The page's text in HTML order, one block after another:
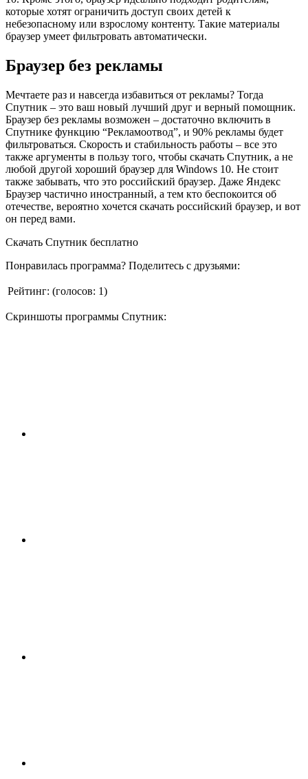
которые хотят ограничить доступ своих детей к
небезопасному или взрослому контенту. Такие материалы
браузер умеет фильтровать автоматически.
Браузер без рекламы
Мечтаете раз и навсегда избавиться от рекламы? Тогда
Спутник – это ваш новый лучший друг и верный помощник.
Браузер без рекламы возможен – достаточно включить в
Спутнике функцию “Рекламоотвод”, и 90% рекламы будет
фильтроваться. Скорость и стабильность работы – все это
также аргументы в пользу того, чтобы скачать Спутник, а не
любой другой хороший браузер для Windows 10. Не стоит
также забывать, что это российский браузер. Даже Яндекс
Браузер частично иностранный, а тем кто беспокоится об
отечестве, вероятно хочется скачать российский браузер, и вот
он перед вами.
Скачать Спутник бесплатно
Понравилась программа? Поделитесь с друзьями:
Рейтинг: (голосов: 1)
Скриншоты программы Спутник: